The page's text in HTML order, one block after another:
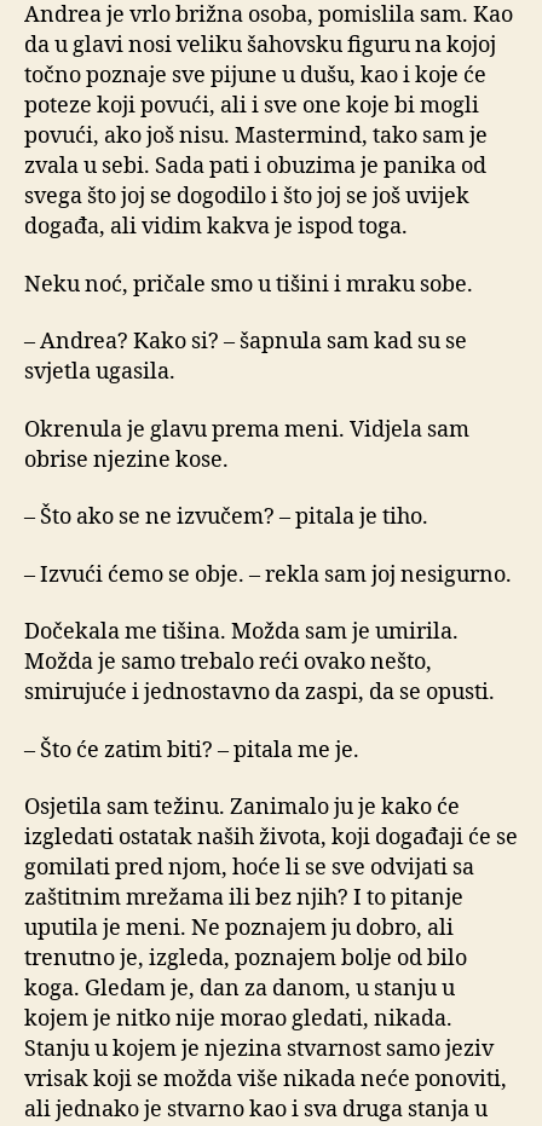
Andrea je vrlo brižna osoba, pomislila sam. Kao
da u glavi nosi veliku šahovsku figuru na kojoj
točno poznaje sve pijune u dušu, kao i koje će
poteze koji povući, ali i sve one koje bi mogli
povući, ako još nisu. Mastermind, tako sam je
zvala u sebi. Sada pati i obuzima je panika od
svega što joj se dogodilo i što joj se još uvijek
događa, ali vidim kakva je ispod toga.
Neku noć, pričale smo u tišini i mraku sobe.
– Andrea? Kako si? – šapnula sam kad su se
svjetla ugasila.
Okrenula je glavu prema meni. Vidjela sam
obrise njezine kose.
– Što ako se ne izvučem? – pitala je tiho.
– Izvući ćemo se obje. – rekla sam joj nesigurno.
Dočekala me tišina. Možda sam je umirila.
Možda je samo trebalo reći ovako nešto,
smirujuće i jednostavno da zaspi, da se opusti.
– Što će zatim biti? – pitala me je.
Osjetila sam težinu. Zanimalo ju je kako će
izgledati ostatak naših života, koji događaji će se
gomilati pred njom, hoće li se sve odvijati sa
zaštitnim mrežama ili bez njih? I to pitanje
uputila je meni. Ne poznajem ju dobro, ali
trenutno je, izgleda, poznajem bolje od bilo
koga. Gledam je, dan za danom, u stanju u
kojem je nitko nije morao gledati, nikada.
Stanju u kojem je njezina stvarnost samo jeziv
vrisak koji se možda više nikada neće ponoviti,
ali jednako je stvarno kao i sva druga stanja u